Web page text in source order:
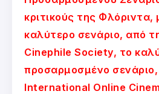
κριτικούς της Φλόριντα,
καλύτερο σενάριο, από
Cinephile Society, το
προσαρμοσμένο
International Online